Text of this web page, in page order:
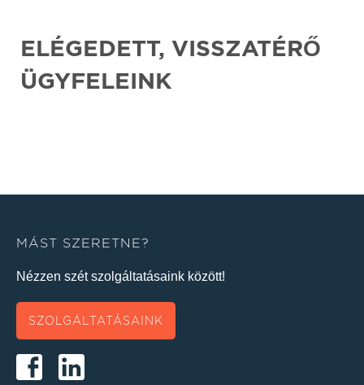
ELÉGEDETT, VISSZATÉRŐ
ÜGYFELEINK
MÁST SZERETNE?
Nézzen szét szolgáltatásaink között!
SZOLGÁLTATÁSAINK
KAPCSOLAT